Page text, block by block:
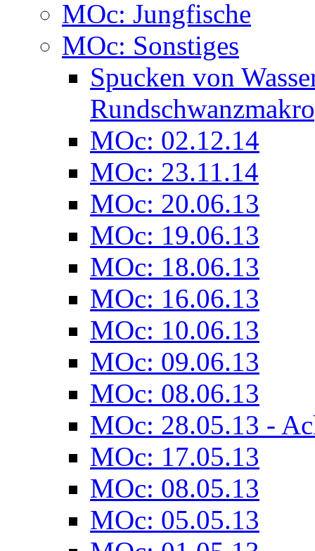
MOc: Jungfische
MOc: Sonstiges
Spucken von
MOc: 02.12.14
MOc: 23.11.14
MOc: 20.06.13
MOc: 19.06.13
MOc: 18.06.13
MOc: 16.06.13
MOc: 10.06.13
MOc: 09.06.13
MOc: 08.06.13
MOc: 28.05.13 -
MOc: 17.05.13
MOc: 08.05.13
MOc: 05.05.13